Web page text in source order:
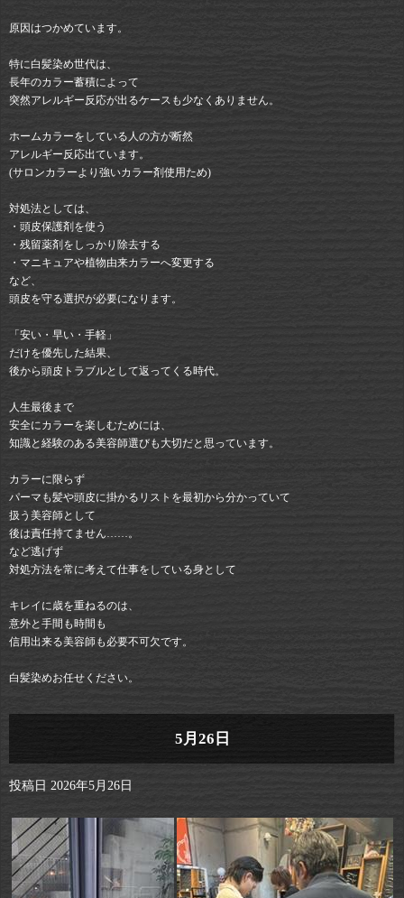
原因はつかめています。
特に白髪染め世代は、
長年のカラー蓄積によって
突然アレルギー反応が出るケースも少なくありません。
ホームカラーをしている人の方が断然
アレルギー反応出ています。
(サロンカラーより強いカラー剤使用ため)
対処法としては、
・頭皮保護剤を使う
・残留薬剤をしっかり除去する
・マニキュアや植物由来カラーへ変更する
など、
頭皮を守る選択が必要になります。
「安い・早い・手軽」
だけを優先した結果、
後から頭皮トラブルとして返ってくる時代。
人生最後まで
安全にカラーを楽しむためには、
知識と経験のある美容師選びも大切だと思っています。
カラーに限らず
パーマも髪や頭皮に掛かるリストを最初から分かっていて
扱う美容師として
後は責任持てません……。
など逃げず
対処方法を常に考えて仕事をしている身として
キレイに歳を重ねるのは、
意外と手間も時間も
信用出来る美容師も必要不可欠です。
白髪染めお任せください。
5月26日
投稿日 2026年5月26日